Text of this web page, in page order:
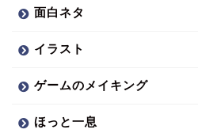
面白ネタ
イラスト
ゲームのメイキング
ほっと一息